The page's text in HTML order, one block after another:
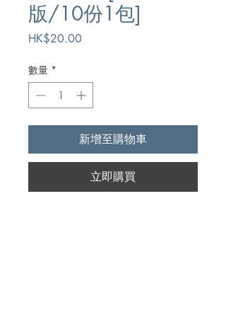
版/10份1包]
HK$20.00價
數量 *
新增至購物車
立即購買